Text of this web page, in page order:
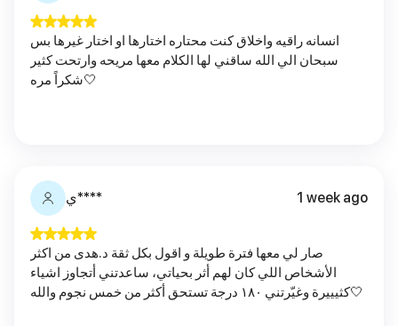
انسانه راقيه واخلاق كنت محتاره اختارها او اختار غيرها بس
سبحان الي الله ساقني لها الكلام معها مريحه وارتحت كثير
شكراً مره🤍
ي**** 1 week ago
صار لي معها فترة طويلة و اقول بكل ثقة د.هدى من اكثر
الأشخاص اللي كان لهم أثر بحياتي، ساعدتني أتجاوز اشياء
كثيييرة وغيّرتني ١٨٠ درجة تستحق أكثر من خمس نجوم والله🤍